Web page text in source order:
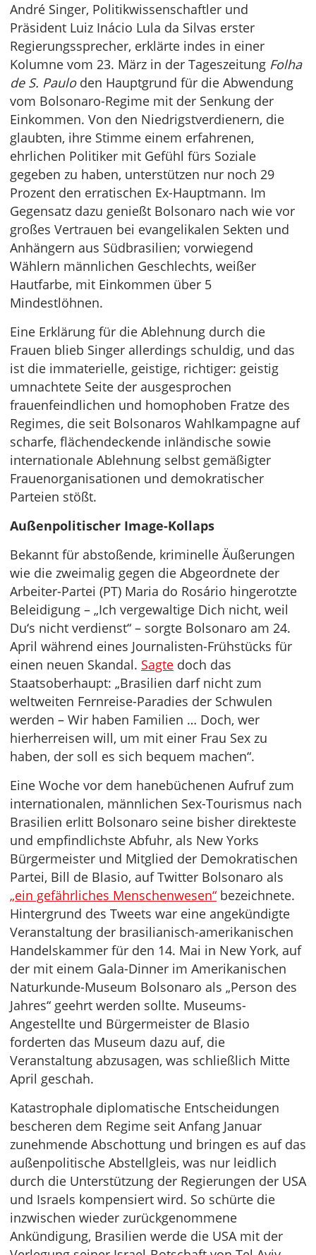
André Singer, Politikwissenschaftler und
Präsident Luiz Inácio Lula da Silvas erster
Regierungssprecher, erklärte indes in einer
Kolumne vom 23. März in der Tageszeitung Folha
de S. Pauloden Hauptgrund für die Abwendung
vom Bolsonaro-Regime mit der Senkung der
Einkommen. Von den Niedrigstverdienern, die
glaubten, ihre Stimme einem erfahrenen,
ehrlichen Politiker mit Gefühl fürs Soziale
gegeben zu haben, unterstützen nur noch 29
Prozent den erratischen Ex-Hauptmann. Im
Gegensatz dazu genießt Bolsonaro nach wie vor
großes Vertrauen bei evangelikalen Sekten und
Anhängern aus Südbrasilien; vorwiegend
Wählern männlichen Geschlechts, weißer
Hautfarbe, mit Einkommen über 5
Mindestlöhnen.
Eine Erklärung für die Ablehnung durch die
Frauen blieb Singer allerdings schuldig, und das
ist die immaterielle, geistige, richtiger: geistig
umnachtete Seite der ausgesprochen
frauenfeindlichen und homophoben Fratze des
Regimes, die seit Bolsonaros Wahlkampagne auf
scharfe, flächendeckende inländische sowie
internationale Ablehnung selbst gemäßigter
Frauenorganisationen und demokratischer
Parteien stößt.
Außenpolitischer Image-Kollaps
Bekannt für abstoßende, kriminelle Äußerungen
wie die zweimalig gegen die Abgeordnete der
Arbeiter-Partei (PT) Maria do Rosário hingerotzte
Beleidigung – „Ich vergewaltige Dich nicht, weil
Du‘s nicht verdienst“ – sorgte Bolsonaro am 24.
April während eines Journalisten-Frühstücks für
einen neuen Skandal. Sagte doch das
Staatsoberhaupt: „Brasilien darf nicht zum
weltweiten Fernreise-Paradies der Schwulen
werden – Wir haben Familien … Doch, wer
hierherreisen will, um mit einer Frau Sex zu
haben, der soll es sich bequem machen“.
Eine Woche vor dem hanebüchenen Aufruf zum
internationalen, männlichen Sex-Tourismus nach
Brasilien erlitt Bolsonaro seine bisher direkteste
und empfindlichste Abfuhr, als New Yorks
Bürgermeister und Mitglied der Demokratischen
Partei, Bill de Blasio, auf Twitter Bolsonaro als
„ein gefährliches Menschenwesen“ bezeichnete.
Hintergrund des Tweets war eine angekündigte
Veranstaltung der brasilianisch-amerikanischen
Handelskammer für den 14. Mai in New York, auf
der mit einem Gala-Dinner im Amerikanischen
Naturkunde-Museum Bolsonaro als „Person des
Jahres“ geehrt werden sollte. Museums-
Angestellte und Bürgermeister de Blasio
forderten das Museum dazu auf, die
Veranstaltung abzusagen, was schließlich Mitte
April geschah.
Katastrophale diplomatische Entscheidungen
bescheren dem Regime seit Anfang Januar
zunehmende Abschottung und bringen es auf das
außenpolitische Abstellgleis, was nur leidlich
durch die Unterstützung der Regierungen der USA
und Israels kompensiert wird. So schürte die
inzwischen wieder zurückgenommene
Ankündigung, Brasilien werde die USA mit der